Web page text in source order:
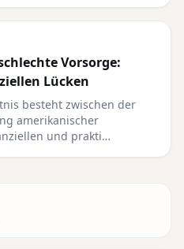
Vorsorge:
Lücken
besteht zwischen der
amerikanischer
und prakti…